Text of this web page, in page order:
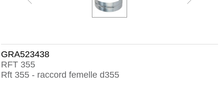
GRA523438
RFT 355
Rft 355 - raccord femelle d355